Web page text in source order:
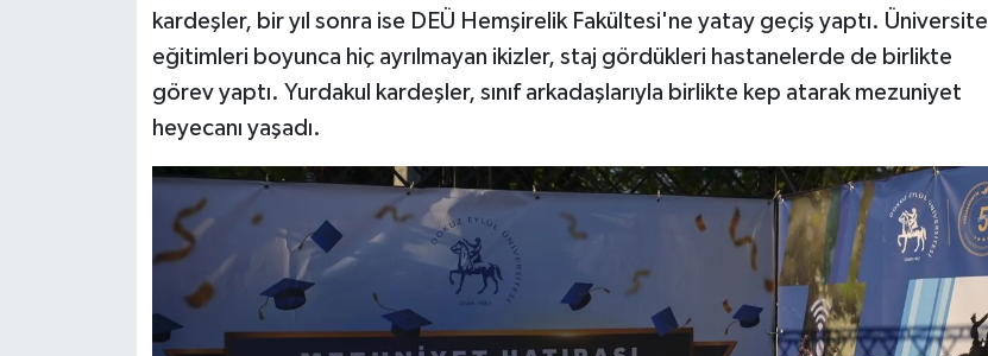
kardeşler, bir yıl sonra ise DEÜ Hemşirelik Fakültesi'ne yatay geçiş yaptı. Üniversite
eğitimleri boyunca hiç ayrılmayan ikizler, staj gördükleri hastanelerde de birlikte
görev yaptı. Yurdakul kardeşler, sınıf arkadaşlarıyla birlikte kep atarak mezuniyet
heyecanı yaşadı.